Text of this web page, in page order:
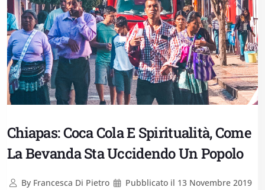
Chiapas: Coca Cola E Spiritualità, Come
La Bevanda Sta Uccidendo Un Popolo
ByFrancesca Di Pietro Pubblicato il 13 Novembre 2019